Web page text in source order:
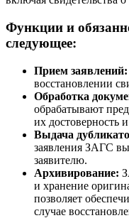
Функции и
следующее:
Прием заявлений:
восстановлении
Обработка
обрабатывают
их достоверность
Выдача
заявления ЗАГС
заявителю.
Архивирование:
и хранение
позволяет
случае